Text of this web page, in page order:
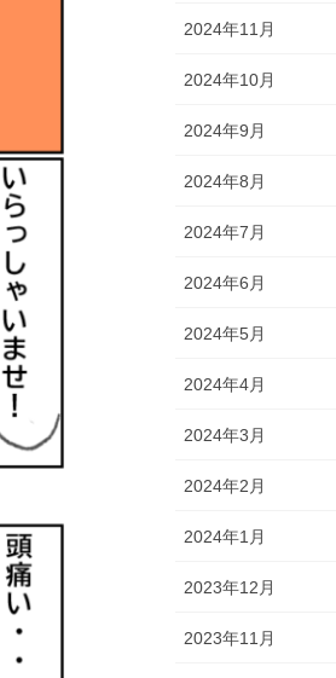
2024年11月
2024年10月
2024年9月
2024年8月
2024年7月
2024年6月
2024年5月
2024年4月
2024年3月
2024年2月
2024年1月
2023年12月
2023年11月